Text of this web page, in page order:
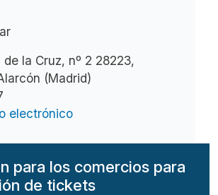
la Cruz, nº 2 28223,
(Madrid)
electrónico
para los comercios para
de tickets